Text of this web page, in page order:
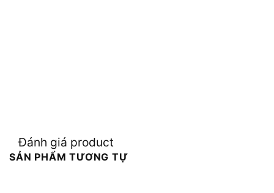
Đánh giá product
SẢN PHẨM TƯƠNG TỰ